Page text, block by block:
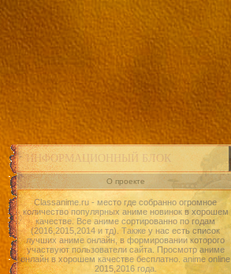
ИНФОРМАЦИОННЫЙ БЛОК
О проекте
Classanime.ru - место где собранно огромное
количество популярных аниме новинок в хорошем
качестве. Все аниме сортированно по годам
(2016,2015,2014 и тд). Также у нас есть список
лучших аниме онлайн, в формировании которого
участвуют пользователи сайта. Просмотр аниме
онлайн в хорошем качестве бесплатно. anime online
2015,2016 года.